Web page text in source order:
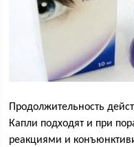
Продолжительность
Капли подходят и при
реакциями и